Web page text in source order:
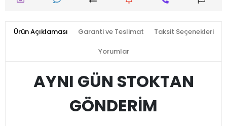
Ürün Açıklaması Garanti ve Teslimat Taksit Seçenekleri
Yorumlar
AYNI GÜN STOKTAN
GÖNDERİM